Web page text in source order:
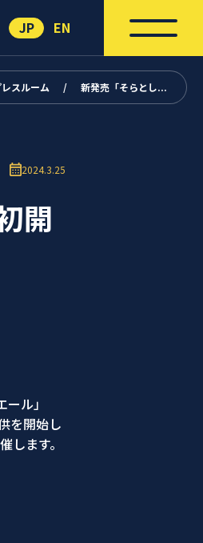
JP EN
2024.3.25
スルーム / 新発売「そらとし...
開
ル」
を開始し
ます。